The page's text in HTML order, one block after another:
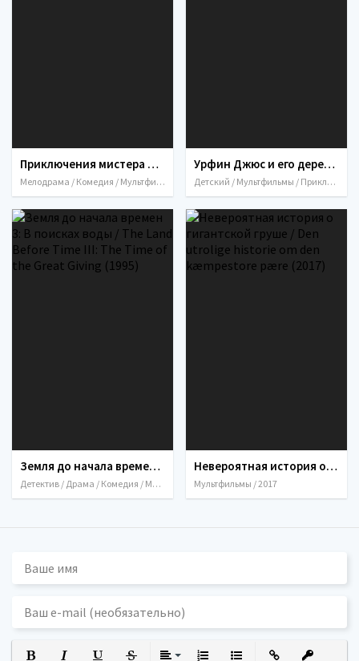
Приключения мистера Пибоди и Шермана / Mr. Peabody &
Мелодрама / Комедия / Мультфильмы / Приключения / Семейный / Фантастика
Урфин Джюс и его
Детский / Мультфильмы /
Земля до начала времен 3: В поисках воды / The Land
Детектив / Драма / Комедия / Мультфильмы / Мюзикл / Приключения /
Невероятная история о
Мультфильмы / 2017